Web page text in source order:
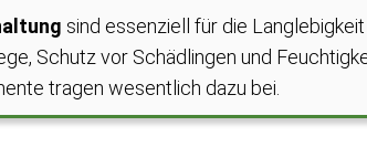
sind essenziell für die
Schutz vor Schädlingen und
tragen wesentlich dazu bei.